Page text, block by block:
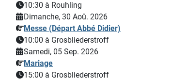
10:30 à Rouhling
Dimanche, 30 Aoû. 2026
Messe (Départ Abbé Didier)
10:00 à Grosbliederstroff
Samedi, 05 Sep. 2026
Mariage
15:00 à Grosbliederstroff